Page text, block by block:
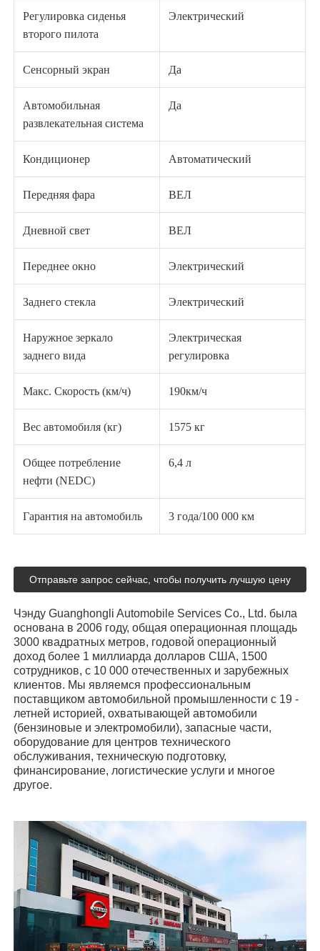
Регулировка сиденья
второго пилота
Электрический
Сенсорный экран Да
Автомобильная
развлекательная система
Да
Кондиционер Автоматический
Передняя фара ВЕЛ
Дневной свет ВЕЛ
Переднее окно Электрический
Заднего стекла Электрический
Наружное зеркало
заднего вида
Электрическая
регулировка
Макс. Скорость (км/ч) 190км/ч
Вес автомобиля (кг) 1575 кг
Общее потребление
нефти (NEDC)
6,4 л
Гарантия на автомобиль 3 года/100 000 км
Отправьте запрос сейчас, чтобы получить лучшую цену
Чэнду Guanghongli Automobile Services Co., Ltd. была
основана в 2006 году, общая операционная площадь
3000 квадратных метров, годовой операционный
доход более 1 миллиарда долларов США, 1500
сотрудников, с 10 000 отечественных и зарубежных
клиентов. Мы являемся профессиональным
поставщиком автомобильной промышленности с 19 -
летней историей, охватывающей автомобили
(бензиновые и электромобили), запасные части,
оборудование для центров технического
обслуживания, техническую подготовку,
финансирование, логистические услуги и многое
другое.